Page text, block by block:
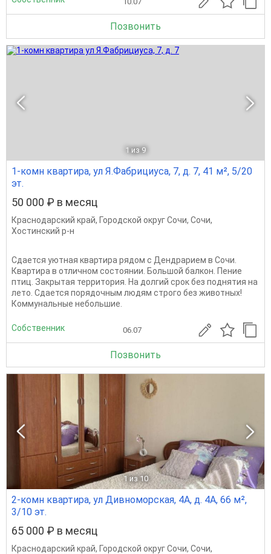
Позвонить
1 из 9
1-комн квартира, ул Я.Фабрициуса, 7, д. 7, 41 м², 5/20
эт.
50 000 ₽ в месяц
Краснодарский край, Городской округ Сочи, Сочи,
Хостинский р-н
Сдается уютная квартира рядом с Дендрарием в Сочи.
Квартира в отличном состоянии. Большой балкон. Пение
птиц. Закрытая территория. На долгий срок без поднятия на
лето. Сдается порядочным людям строго без животных!
Коммунальные небольшие.
Собственник 06.07
Позвонить
1 из 10
2-комн квартира, ул Дивноморская, 4А, д. 4А, 66 м²,
3/10 эт.
65 000 ₽ в месяц
Краснодарский край, Городской округ Сочи, Сочи,